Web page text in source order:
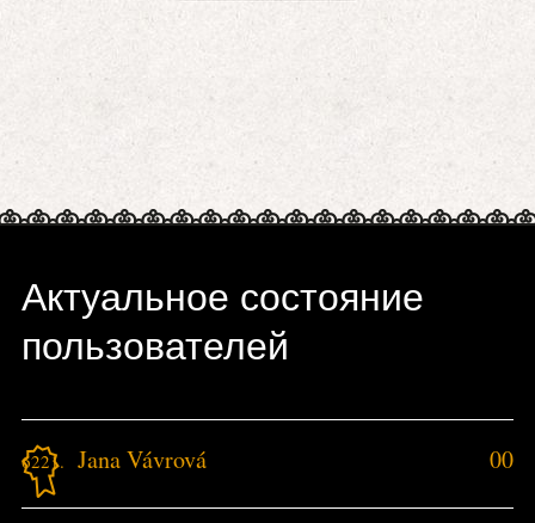
Актуальное состояние
пользователей
6221. Jana Vávrová 00